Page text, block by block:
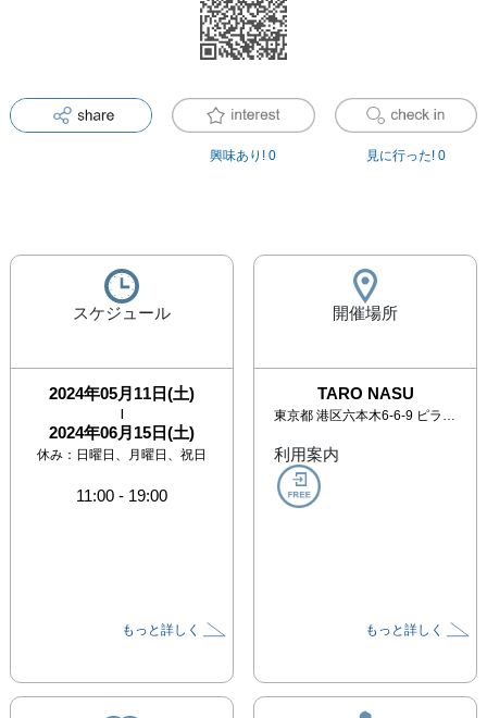
興味あり! 0 見に行った! 0
スケジュール
2024年05月11日(土)
|
2024年06月15日(土)
休み： 日曜日、月曜日、祝日
11:00 - 19:00
もっと詳しく
開催場所
TARO NASU
東京都 港区六本木6-6-9 ピラミデビル4F
利用案内
もっと詳しく